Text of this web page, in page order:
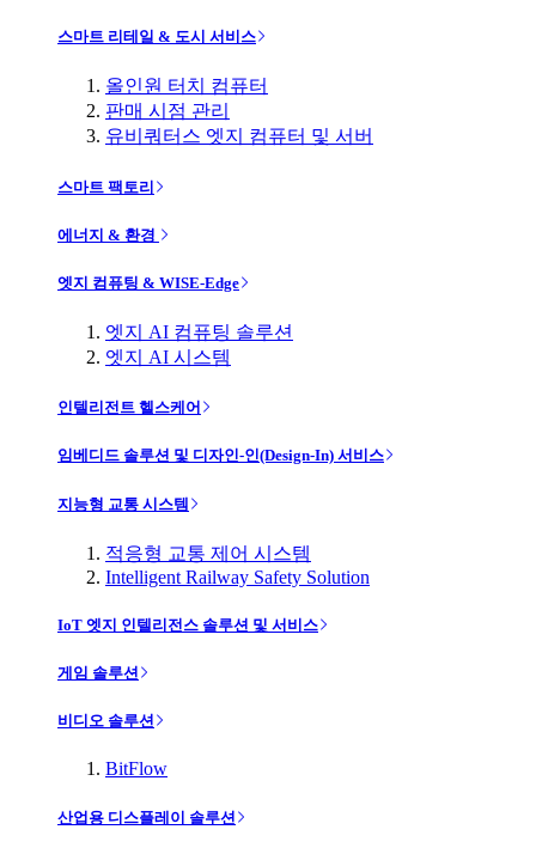
스마트 리테일 & 도시 서비스
올인원 터치 컴퓨터
판매 시점 관리
유비쿼터스 엣지 컴퓨터 및 서버
스마트 팩토리
에너지 & 환경
엣지 컴퓨팅 & WISE-Edge
엣지 AI 컴퓨팅 솔루션
엣지 AI 시스템
인텔리전트 헬스케어
임베디드 솔루션 및 디자인-인(Design-In) 서비스
지능형 교통 시스템
적응형 교통 제어 시스템
Intelligent Railway Safety Solution
IoT 엣지 인텔리전스 솔루션 및 서비스
게임 솔루션
비디오 솔루션
BitFlow
산업용 디스플레이 솔루션